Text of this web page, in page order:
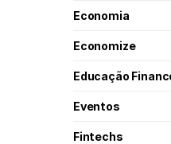
Economia
Economize
Educação
Eventos
Fintechs